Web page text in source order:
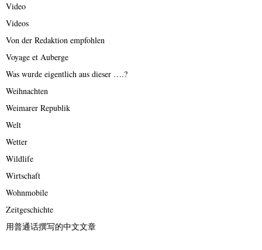
Video
Videos
Von der Redaktion empfohlen
Voyage et Auberge
Was wurde eigentlich aus dieser ….?
Weihnachten
Weimarer Republik
Welt
Wetter
Wildlife
Wirtschaft
Wohnmobile
Zeitgeschichte
用普通话撰写的中文文章